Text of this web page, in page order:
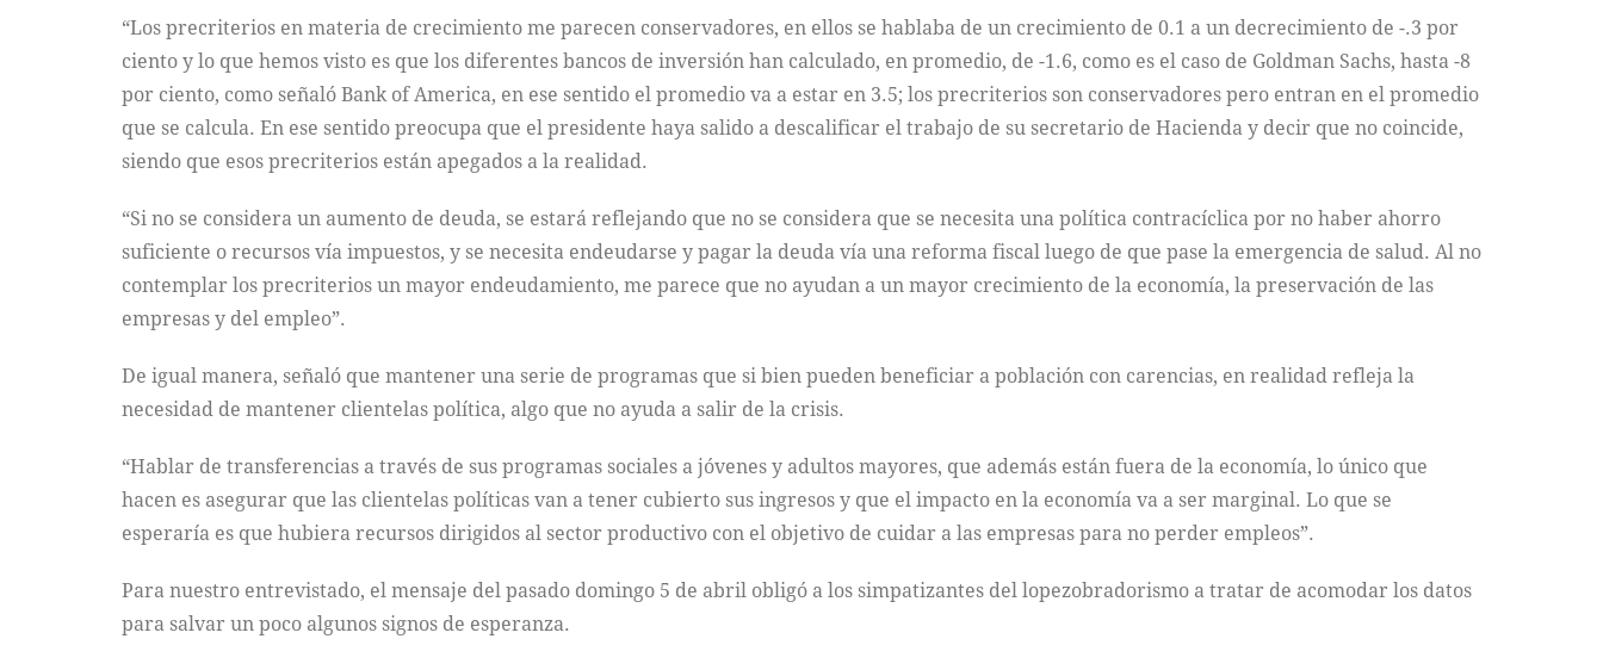
“Los precriterios en materia de crecimiento me parecen conservadores, en ellos se hablaba de un crecimiento de 0.1 a un decrecimiento de -.3 por
ciento y lo que hemos visto es que los diferentes bancos de inversión han calculado, en promedio, de -1.6, como es el caso de Goldman Sachs, hasta -8
por ciento, como señaló Bank of America, en ese sentido el promedio va a estar en 3.5; los precriterios son conservadores pero entran en el promedio
que se calcula. En ese sentido preocupa que el presidente haya salido a descalificar el trabajo de su secretario de Hacienda y decir que no coincide,
siendo que esos precriterios están apegados a la realidad.
“Si no se considera un aumento de deuda, se estará reflejando que no se considera que se necesita una política contracíclica por no haber ahorro
suficiente o recursos vía impuestos, y se necesita endeudarse y pagar la deuda vía una reforma fiscal luego de que pase la emergencia de salud. Al no
contemplar los precriterios un mayor endeudamiento, me parece que no ayudan a un mayor crecimiento de la economía, la preservación de las
empresas y del empleo”.
De igual manera, señaló que mantener una serie de programas que si bien pueden beneficiar a población con carencias, en realidad refleja la
necesidad de mantener clientelas política, algo que no ayuda a salir de la crisis.
“Hablar de transferencias a través de sus programas sociales a jóvenes y adultos mayores, que además están fuera de la economía, lo único que
hacen es asegurar que las clientelas políticas van a tener cubierto sus ingresos y que el impacto en la economía va a ser marginal. Lo que se
esperaría es que hubiera recursos dirigidos al sector productivo con el objetivo de cuidar a las empresas para no perder empleos”.
Para nuestro entrevistado, el mensaje del pasado domingo 5 de abril obligó a los simpatizantes del lopezobradorismo a tratar de acomodar los datos
para salvar un poco algunos signos de esperanza.